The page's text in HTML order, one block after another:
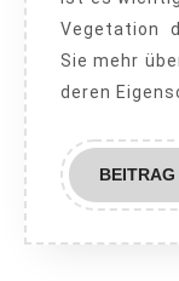
Vegetation
Sie mehr
deren